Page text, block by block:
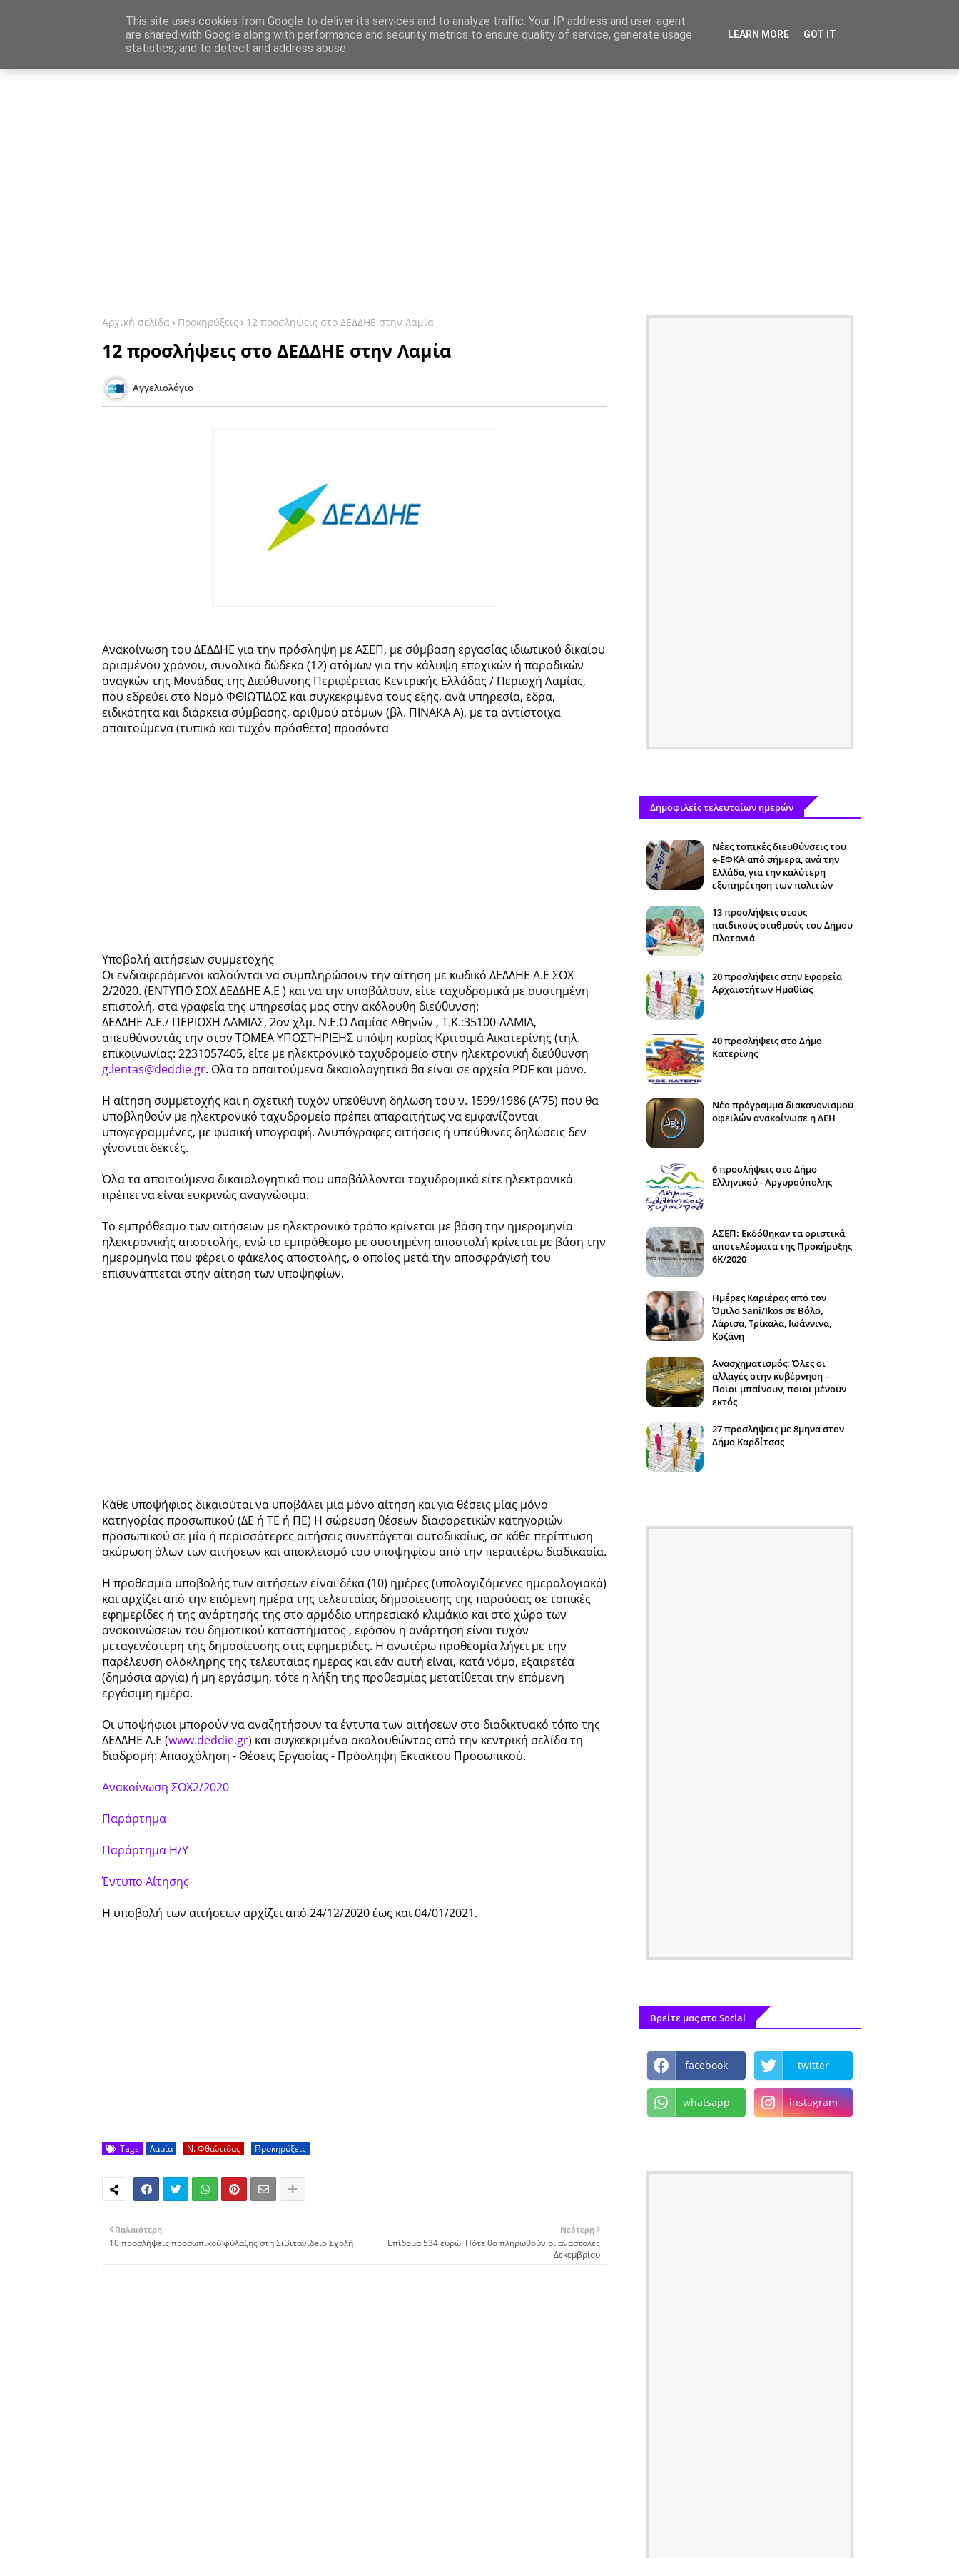
Καταχώρηση Αγγελίας Επικοινωνία Site Map
Ενημέρωση Αγγελίες Εργασίας
Αρχική σελίδα Προκηρύξεις 12 προσλήψεις στο ΔΕΔΔΗΕ στην Λαμία
12 προσλήψεις στο ΔΕΔΔΗΕ στην Λαμία
Αγγελιολόγιο
Ανακοίνωση του ΔΕΔΔΗΕ για την πρόσληψη με ΑΣΕΠ, με σύμβαση εργασίας ιδιωτικού δικαίου
ορισμένου χρόνου, συνολικά δώδεκα (12) ατόμων για την κάλυψη εποχικών ή παροδικών
αναγκών της Μονάδας της Διεύθυνσης Περιφέρειας Κεντρικής Ελλάδας / Περιοχή Λαμίας,
που εδρεύει στο Νομό ΦΘΙΩΤΙΔΟΣ και συγκεκριμένα τους εξής, ανά υπηρεσία, έδρα,
ειδικότητα και διάρκεια σύμβασης, αριθμού ατόμων (βλ. ΠΙΝΑΚΑ Α), με τα αντίστοιχα
απαιτούμενα (τυπικά και τυχόν πρόσθετα) προσόντα
Υποβολή αιτήσεων συμμετοχής
Οι ενδιαφερόμενοι καλούνται να συμπληρώσουν την αίτηση με κωδικό ΔΕΔΔΗΕ Α.Ε ΣΟΧ
2/2020. (ΕΝΤΥΠΟ ΣΟΧ ΔΕΔΔΗΕ Α.Ε ) και να την υποβάλουν, είτε ταχυδρομικά με συστημένη
επιστολή, στα γραφεία της υπηρεσίας μας στην ακόλουθη διεύθυνση:
ΔΕΔΔΗΕ Α.Ε./ ΠΕΡΙΟΧΗ ΛΑΜΙΑΣ, 2ον χλμ. Ν.Ε.Ο Λαμίας Αθηνών , Τ.Κ.:35100-ΛΑΜΙΑ,
απευθύνοντάς την στον ΤΟΜΕΑ ΥΠΟΣΤΗΡΙΞΗΣ υπόψη κυρίας Κριτσιμά Αικατερίνης (τηλ.
επικοινωνίας: 2231057405, είτε με ηλεκτρονικό ταχυδρομείο στην ηλεκτρονική διεύθυνση
g.lentas@deddie.gr. Ολα τα απαιτούμενα δικαιολογητικά θα είναι σε αρχεία PDF και μόνο.
Η αίτηση συμμετοχής και η σχετική τυχόν υπεύθυνη δήλωση του ν. 1599/1986 (Α’75) που θα
υποβληθούν με ηλεκτρονικό ταχυδρομείο πρέπει απαραιτήτως να εμφανίζονται
υπογεγραμμένες, με φυσική υπογραφή. Ανυπόγραφες αιτήσεις ή υπεύθυνες δηλώσεις δεν
γίνονται δεκτές.
Όλα τα απαιτούμενα δικαιολογητικά που υποβάλλονται ταχυδρομικά είτε ηλεκτρονικά
πρέπει να είναι ευκρινώς αναγνώσιμα.
Το εμπρόθεσμο των αιτήσεων με ηλεκτρονικό τρόπο κρίνεται με βάση την ημερομηνία
ηλεκτρονικής αποστολής, ενώ το εμπρόθεσμο με συστημένη αποστολή κρίνεται με βάση την
ημερομηνία που φέρει ο φάκελος αποστολής, ο οποίος μετά την αποσφράγισή του
επισυνάπτεται στην αίτηση των υποψηφίων.
Κάθε υποψήφιος δικαιούται να υποβάλει μία μόνο αίτηση και για θέσεις μίας μόνο
κατηγορίας προσωπικού (ΔΕ ή ΤΕ ή ΠΕ) Η σώρευση θέσεων διαφορετικών κατηγοριών
προσωπικού σε μία ή περισσότερες αιτήσεις συνεπάγεται αυτοδικαίως, σε κάθε περίπτωση
ακύρωση όλων των αιτήσεων και αποκλεισμό του υποψηφίου από την περαιτέρω διαδικασία.
Η προθεσμία υποβολής των αιτήσεων είναι δέκα (10) ημέρες (υπολογιζόμενες ημερολογιακά)
και αρχίζει από την επόμενη ημέρα της τελευταίας δημοσίευσης της παρούσας σε τοπικές
εφημερίδες ή της ανάρτησής της στο αρμόδιο υπηρεσιακό κλιμάκιο και στο χώρο των
ανακοινώσεων του δημοτικού καταστήματος , εφόσον η ανάρτηση είναι τυχόν
μεταγενέστερη της δημοσίευσης στις εφημερίδες. Η ανωτέρω προθεσμία λήγει με την
παρέλευση ολόκληρης της τελευταίας ημέρας και εάν αυτή είναι, κατά νόμο, εξαιρετέα
(δημόσια αργία) ή μη εργάσιμη, τότε η λήξη της προθεσμίας μετατίθεται την επόμενη
εργάσιμη ημέρα.
Οι υποψήφιοι μπορούν να αναζητήσουν τα έντυπα των αιτήσεων στο διαδικτυακό τόπο της
ΔΕΔΔΗΕ Α.Ε (www.deddie.gr) και συγκεκριμένα ακολουθώντας από την κεντρική σελίδα τη
διαδρομή: Απασχόληση - Θέσεις Εργασίας - Πρόσληψη Έκτακτου Προσωπικού.
Ανακοίνωση ΣΟΧ2/2020
Παράρτημα
Παράρτημα Η/Υ
Έντυπο Αίτησης
Η υποβολή των αιτήσεων αρχίζει από 24/12/2020 έως και 04/01/2021.
Tags Λαμία Ν. Φθιώτιδας Προκηρύξεις
Νεότερη
Επίδομα 534 ευρώ: Πότε θα πληρωθούν οι αναστολές
Δεκεμβρίου
Παλαιότερη
10 προσλήψεις προσωπικού φύλαξης στη Σιβιτανίδειο Σχολή
Δημοφιλείς τελευταίων ημερών
Νέες τοπικές διευθύνσεις του
e-ΕΦΚΑ από σήμερα, ανά την
Ελλάδα, για την καλύτερη
εξυπηρέτηση των πολιτών
13 προσλήψεις στους
παιδικούς σταθμούς του Δήμου
Πλατανιά
20 προσλήψεις στην Εφορεία
Αρχαιοτήτων Ημαθίας
40 προσλήψεις στο Δήμο
Κατερίνης
Νέο πρόγραμμα διακανονισμού
οφειλών ανακοίνωσε η ΔΕΗ
6 προσλήψεις στο Δήμο
Ελληνικού - Αργυρούπολης
ΑΣΕΠ: Εκδόθηκαν τα οριστικά
αποτελέσματα της Προκήρυξης
6Κ/2020
Ημέρες Καριέρας από τον
Όμιλο Sani/Ikos σε Βόλο,
Λάρισα, Τρίκαλα, Ιωάννινα,
Κοζάνη
Ανασχηματισμός: Όλες οι
αλλαγές στην κυβέρνηση –
Ποιοι μπαίνουν, ποιοι μένουν
εκτός
27 προσλήψεις με 8μηνα στον
Δήμο Καρδίτσας
Βρείτε μας στα Social
facebook twitter
whatsapp instagram
This site uses cookies from Google to deliver its services and to analyze traffic. Your IP address and user-agent
are shared with Google along with performance and security metrics to ensure quality of service, generate usage
statistics, and to detect and address abuse.
LEARN MORE GOT IT